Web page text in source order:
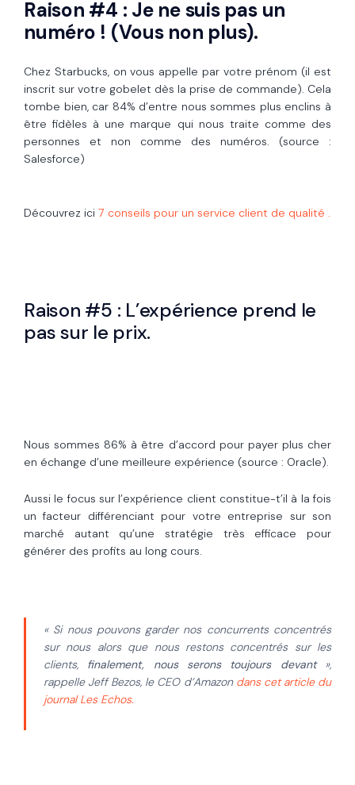
Raison #4 : Je ne suis pas un
numéro ! (Vous non plus).
Chez Starbucks, on vous appelle par votre prénom (il est
inscrit sur votre gobelet dès la prise de commande). Cela
tombe bien, car 84% d’entre nous sommes plus enclins à
être fidèles à une marque qui nous traite comme des
personnes et non comme des numéros. (source :
Salesforce)
Découvrez ici 7 conseils pour un service client de qualité .
Raison #5 : L’expérience prend le
pas sur le prix.
Nous sommes 86% à être d’accord pour payer plus cher
en échange d’une meilleure expérience (source : Oracle).
Aussi le focus sur l’expérience client constitue-t’il à la fois
un facteur différenciant pour votre entreprise sur son
marché autant qu’une stratégie très efficace pour
générer des profits au long cours.
« Si nous pouvons garder nos concurrents concentrés
sur nous alors que nous restons concentrés sur les
clients, finalement, nous serons toujours devant»,
rappelle Jeff Bezos, le CEO d’Amazon dans cet article du
journal Les Echos.